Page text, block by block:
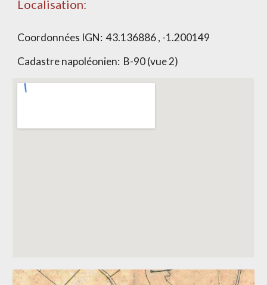
Localisation:
Coordonnées IGN: 43.136886 , -1.200149
Cadastre napoléonien: B-90 (vue 2)